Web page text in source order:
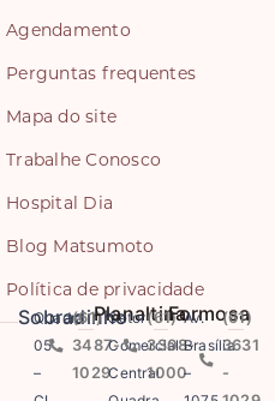
Agendamento
Perguntas frequentes
Mapa do site
Trabalhe Conosco
Hospital Dia
Blog Matsumoto
Política de privacidade
Sobradinho
Quadra
05
–
(61)
3487-
1029
Planaltina
Setor
Comercial
Central
(61)
3308-
1000
Formosa
Av.
Brasília
–
(61)
3631
-